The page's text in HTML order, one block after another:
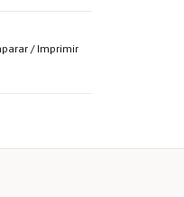
/ Imprimir